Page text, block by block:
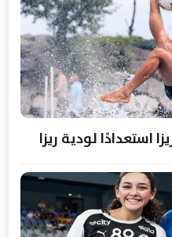
استعدادًا لودية ريزا